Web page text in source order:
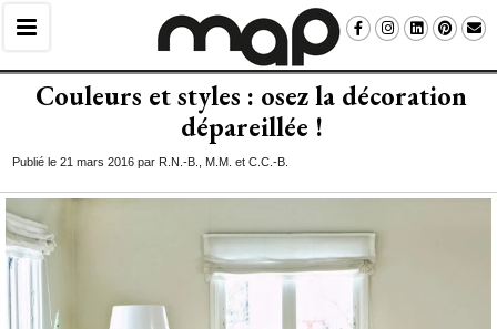
Couleurs et styles : osez la décoration
dépareillée !
Publié le 21 mars 2016 par R.N.-B., M.M. et C.C.-B.